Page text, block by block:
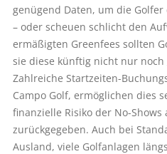
genügend Daten, um die
– oder scheuen schlicht den
ermäßigten Greenfees sollten
sie diese künftig nicht nur noch
Zahlreiche Startzeiten-
Campo Golf, ermöglichen dies
finanzielle Risiko der No-Shows
zurückgegeben. Auch bei
Ausland, viele Golfanlagen